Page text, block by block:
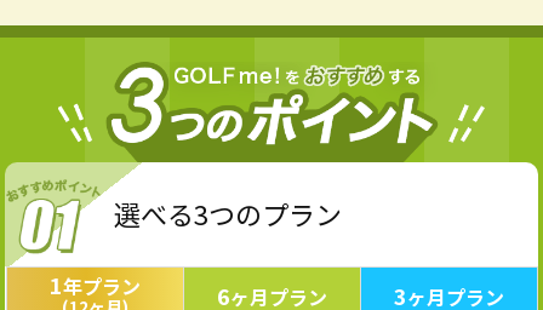
選べる3つのプラン
1年プラン 6ヶ月プラン 3ヶ月プラン